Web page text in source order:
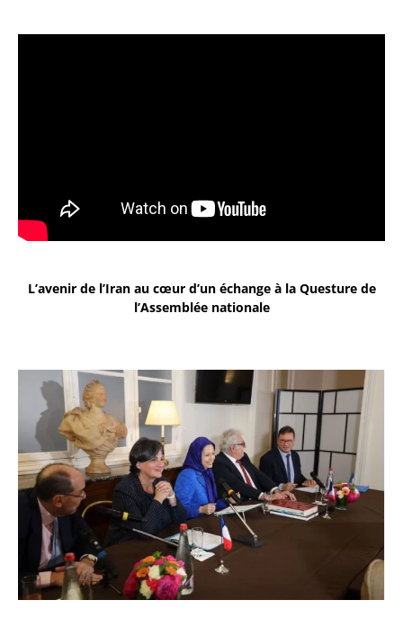
L’avenir de l’Iran au cœur d’un échange à la Questure de
l’Assemblée nationale